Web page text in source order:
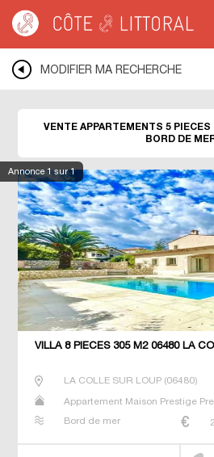
Appartements 5 pièces> MEDITERRANEE
LA COLLE SUR LOUP
MODIFIER MA RECHERCHE
Annonce 1sur 1
VENTE APPARTEMENTS 5
BORD DE
VILLA 8 PIÈCES 305 M2 06480 LA
LA COLLE SUR LOUP(06480)
Appartement Maison Prestige
Bord de mer